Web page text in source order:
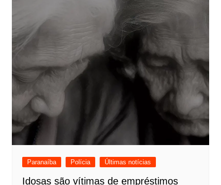
Paranaíba Polícia Últimas notícias
Idosas são vítimas de empréstimos